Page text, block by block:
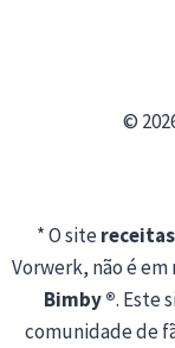
©
* O site
Vorwerk, não é em
Bimby ®. Este
comunidade de